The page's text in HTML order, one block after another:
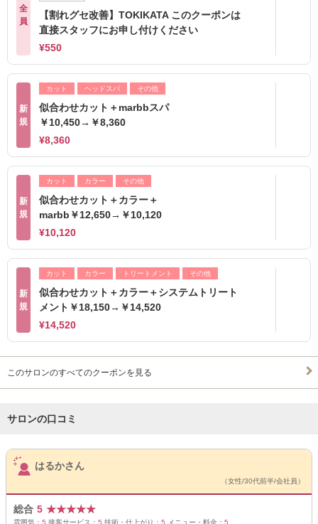
全
員
【割れグセ改善】TOKIKATA このクーポンは
直接スタッフにお申し付けください
¥550
新
規
カット ヘッドスパ その他
似合わせカット＋marbbスパ
￥10,450→￥8,360
¥8,360
新
規
カット カラー その他
似合わせカット＋カラー＋
marbb￥12,650→￥10,120
¥10,120
新
規
カット カラー トリートメント その他
似合わせカット＋カラー＋システムトリート
メント￥18,150→￥14,520
¥14,520
このサロンのすべてのクーポンを見る
サロンの口コミ
サロンPick Up
はるかさん
（女性/30代前半/会社員）
総合 5 ★★★★★
雰囲気： 5 接客サービス： 5 技術・仕上がり： 5 メニュー・料金： 5